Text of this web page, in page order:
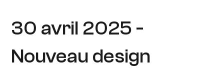
30 avril 2025 -
Nouveau design